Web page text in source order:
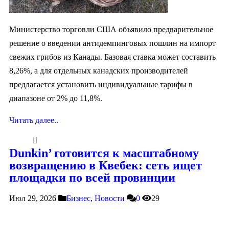
Министерство торговли США объявило предварительное
решение о введении антидемпинговых пошлин на импорт
свежих грибов из Канады. Базовая ставка может составить
8,26%, а для отдельных канадских производителей
предлагается установить индивидуальные тарифы в
диапазоне от 2% до 11,8%.
Читать далее..
Dunkin’ готовится к масштабному
возвращению в Квебек: сеть ищет
площадки по всей провинции
Июл 29, 2026 Бизнес, Новости 0 29